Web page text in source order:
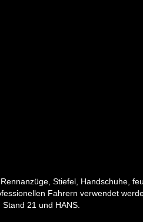
Stiefel, Handschuhe,
Fahrern verwendet
21 und HANS.